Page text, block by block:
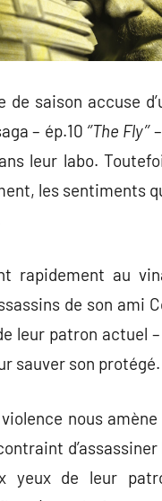
de saison accuse
– ép.10 ‘’The Fly’’–
leur labo.
les sentiments
rapidement au
de son ami
leur patron actuel
sauver son protégé.
nous
yeux de leur